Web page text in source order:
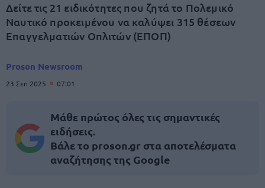
Δείτε τις 21 ειδικότητες που ζητά το Πολεμικό
Ναυτικό προκειμένου να καλύψει 315 θέσεων
Επαγγελματιών Οπλιτών (ΕΠΟΠ)
Proson Newsroom
23 Σεπ 2025 07:01
Μάθε πρώτος όλες τις σημαντικές
ειδήσεις.
Βάλε το proson.gr στα αποτελέσματα
αναζήτησης της Google